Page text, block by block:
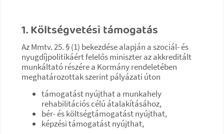
1. Költségvetési támogatás
Az Mmtv. 25. § (1) bekezdése alapján a szociál- és
nyugdíjpolitikáért felelős miniszter az akkreditált
munkáltató részére a Kormány rendeletében
meghatározottak szerint pályázati úton
támogatást nyújthat a munkahely
rehabilitációs célú átalakításához,
bér- és költségtámogatást nyújthat,
képzési támogatást nyújthat,